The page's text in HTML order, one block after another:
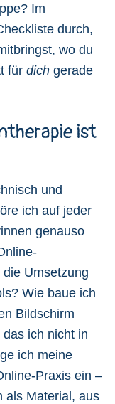
Im
durch,
wo du
für dich gerade
ist
und
ich auf jeder
genauso
Umsetzung
Wie baue ich
Bildschirm
ich nicht in
ich meine
Praxis ein –
als Material, aus